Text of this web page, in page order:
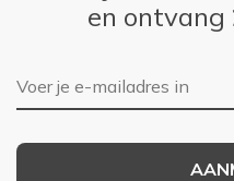
en ontvang
E-mailadres